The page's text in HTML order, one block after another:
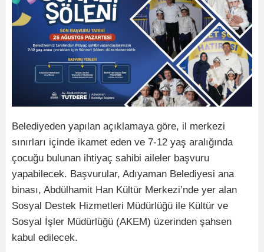
Belediyeden yapılan açıklamaya göre, il merkezi
sınırları içinde ikamet eden ve 7-12 yaş aralığında
çocuğu bulunan ihtiyaç sahibi aileler başvuru
yapabilecek. Başvurular, Adıyaman Belediyesi ana
binası, Abdülhamit Han Kültür Merkezi’nde yer alan
Sosyal Destek Hizmetleri Müdürlüğü ile Kültür ve
Sosyal İşler Müdürlüğü (AKEM) üzerinden şahsen
kabul edilecek.